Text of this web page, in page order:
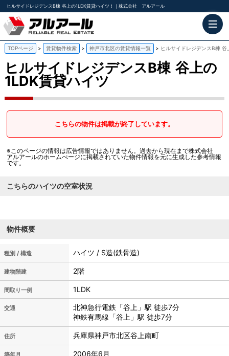
ヒルサイドレジデンスB棟 谷上の1LDK賃貸ハイツ！｜株式会社 アルアール
TOPページ 賃貸物件検索 神戸市北区の賃貸情報一覧 ヒルサイドレジデンスB棟
ヒルサイドレジデンスB棟 谷上の
1LDK賃貸ハイツ
こちらの物件は掲載が終了しています。
※このページの情報は広告情報ではありません。過去から現在まで株式会社
アルアールのホームぺージに掲載されていた物件情報を元に生成した参考情報
です。
こちらのハイツの空室状況
物件概要
種別 / 構造 ハイツ / S造(鉄骨造)
建物階建 2階
間取り一例 1LDK
交通
北神急行電鉄「谷上」駅 徒歩7分
神鉄有馬線「谷上」駅 徒歩7分
住所 兵庫県神戸市北区谷上南町
築年月 2006年6月